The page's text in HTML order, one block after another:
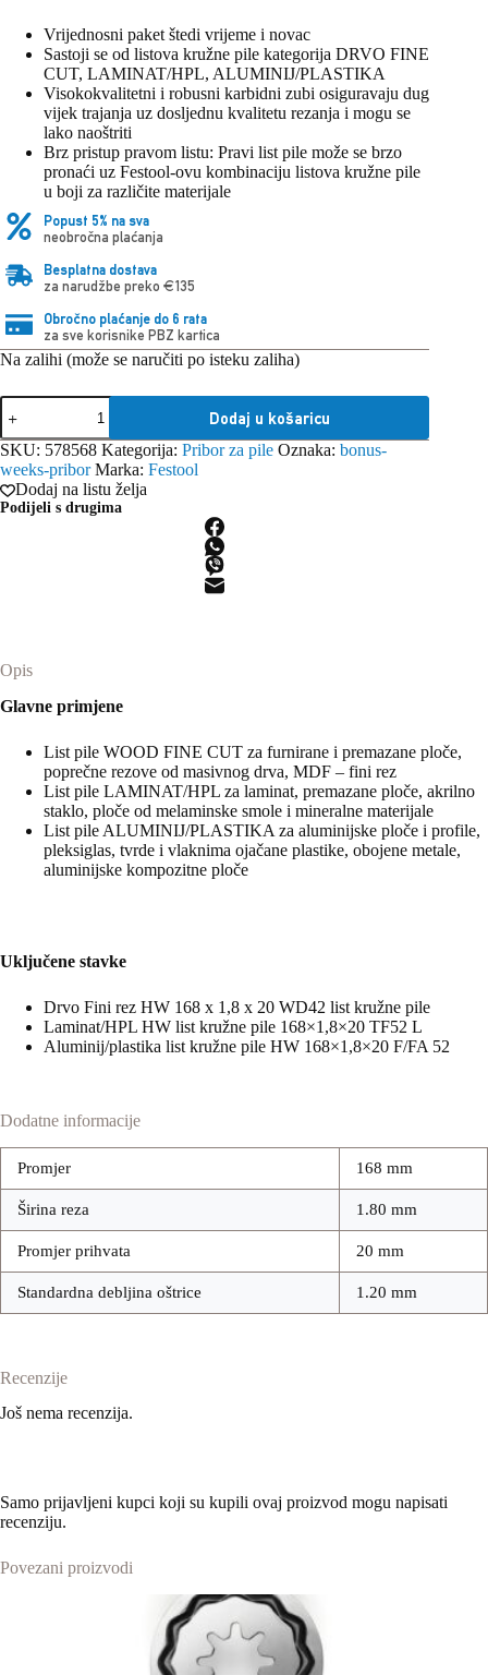
Vrijednosni paket štedi vrijeme i novac
Sastoji se od listova kružne pile kategorija DRVO FINE
CUT, LAMINAT/HPL, ALUMINIJ/PLASTIKA
Visokokvalitetni i robusni karbidni zubi osiguravaju dug
vijek trajanja uz dosljednu kvalitetu rezanja i mogu se
lako naoštriti
Brz pristup pravom listu: Pravi list pile može se brzo
pronaći uz Festool-ovu kombinaciju listova kružne pile
u boji za različite materijale
Popust 5% na sva
neobročna plaćanja
Besplatna dostava
za narudžbe preko €135
Obročno plaćanje do 6 rata
za sve korisnike PBZ kartica
Na zalihi (može se naručiti po isteku zaliha)
Festool
Set
listova
kružne
pile
KSB-
SORT/3
Dodaj u košaricu
SKU: 578568 Kategorija: Pribor za pile Oznaka: bonus-
weeks-pribor Marka: Festool
Dodaj na listu želja
Podijeli s drugima
Opis
Glavne primjene
List pile WOOD FINE CUT za furnirane i premazane ploče,
poprečne rezove od masivnog drva, MDF – fini rez
List pile LAMINAT/HPL za laminat, premazane ploče, akrilno
staklo, ploče od melaminske smole i mineralne materijale
List pile ALUMINIJ/PLASTIKA za aluminijske ploče i profile,
pleksiglas, tvrde i vlaknima ojačane plastike, obojene metale,
aluminijske kompozitne ploče
Uključene stavke
Drvo Fini rez HW 168 x 1,8 x 20 WD42 list kružne pile
Laminat/HPL HW list kružne pile 168×1,8×20 TF52 L
Aluminij/plastika list kružne pile HW 168×1,8×20 F/FA 52
Dodatne informacije
Promjer 168 mm
Širina reza 1.80 mm
Promjer prihvata 20 mm
Standardna debljina oštrice 1.20 mm
Recenzije
Još nema recenzija.
Samo prijavljeni kupci koji su kupili ovaj proizvod mogu napisati
recenziju.
Povezani proizvodi